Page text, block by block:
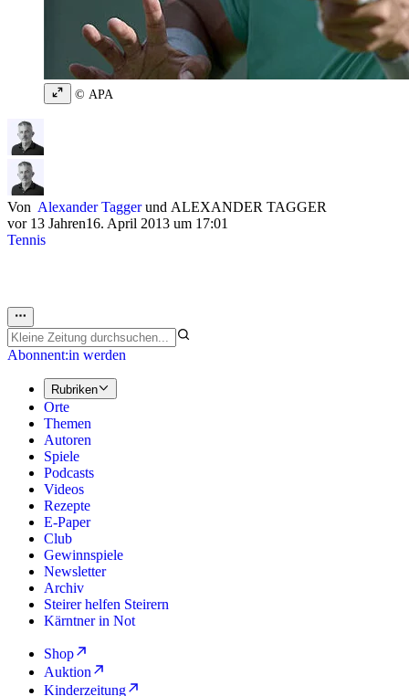
© APA
Von Alexander Taggerund ALEXANDER TAGGER
vor 13 Jahren16. April 2013 um 17:01
Tennis
Abonnent:in werden
Rubriken
Orte
Themen
Autoren
Spiele
Podcasts
Videos
Rezepte
E-Paper
Club
Gewinnspiele
Newsletter
Archiv
Steirer helfen Steirern
Kärntner in Not
Shop
Auktion
Kinderzeitung